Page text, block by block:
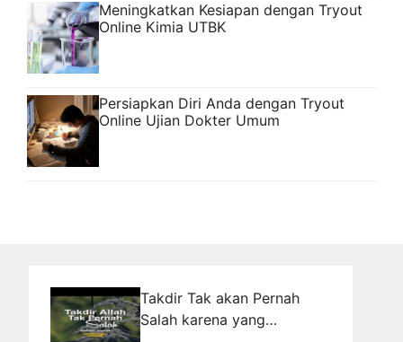
Meningkatkan Kesiapan dengan Tryout
Online Kimia UTBK
Persiapkan Diri Anda dengan Tryout
Online Ujian Dokter Umum
Takdir Tak akan Pernah
Salah karena yang